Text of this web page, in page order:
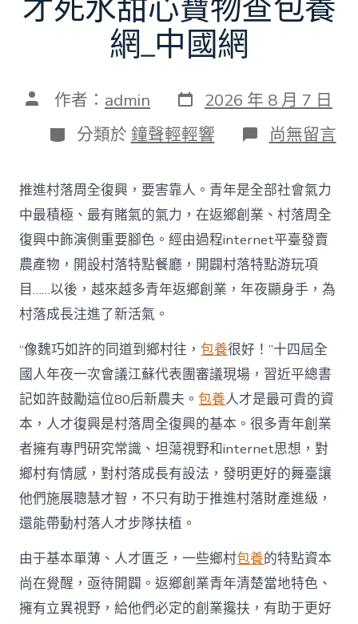
才死水甜心寶物查包養
網_中國網
文 作者： admin 發
表
日
期
2026 年 8 月 7 日
分
類
分類於 鐘聲輕輕響 在
〈為
落
財
產
復
興
注
進
人
水
甜
心
寶
物
查
包
養
網
_
中
中
尚無留言
推進村落周全復興，要害靠人。青年是全部社會氣力
中最積極、最有賭氣的氣力，在返鄉創業、村落周全
復興中飾演側重要腳色。經由過程internet平臺發賣
農產物，開設村落特點餐廳，開闢村落特點游玩項
目……以後，越來越多青年返鄉創業，年夜顯身手，為
村落成長注進了新活氣。
“像魏巧如許的同道到鄉村往，包養很好！”十四屆全
國人年夜一次會議江蘇代表團審議現場，習近平總書
記如許鼓勵這位80后新農夫。包養人才是最可貴的資
本，人才復興是村落周全復興的基本。很多青年創業
者擁有專門研究常識、坦蕩視野和internet思想，對
鄉村有情感，對村落成長有設法，發明更好的舞臺讓
他們施展聰慧才智，不只有助于推進村落財產進級，
還能帶動村落人才步隊扶植。
由于基本單薄、人才匱乏，一些鄉村包養的特點資本
尚在覺醒，亟待開闢。返鄉創業青年清楚當地特色、
擁有立異視野，給他們必定的創業攙扶，有助于更好